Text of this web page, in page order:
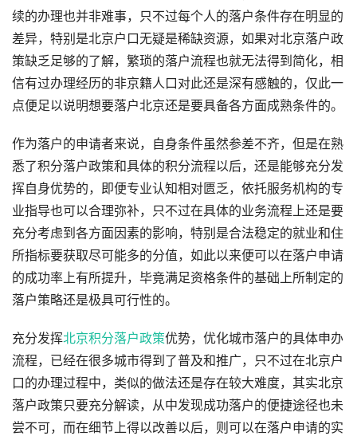
续的办理也并非难事，只不过每个人的落户条件存在明显的
差异，特别是北京户口无疑是稀缺资源，如果对北京落户政
策缺乏足够的了解，繁琐的落户流程也就无法得到简化，相
信有过办理经历的非京籍人口对此还是深有感触的，仅此一
点便足以说明想要落户北京还是要具备各方面成熟条件的。
作为落户的申请者来说，自身条件虽然参差不齐，但是在熟
悉了积分落户政策和具体的积分流程以后，还是能够充分发
挥自身优势的，即便专业认知相对匮乏，依托服务机构的专
业指导也可以合理弥补，只不过在具体的业务流程上还是要
充分考虑到各方面因素的影响，特别是合法稳定的就业和住
所指标要获取尽可能多的分值，如此以来便可以在落户申请
的成功率上有所提升，毕竟满足资格条件的基础上所制定的
落户策略还是极具可行性的。
充分发挥北京积分落户政策优势，优化城市落户的具体申办
流程，已经在很多城市得到了普及和推广，只不过在北京户
口的办理过程中，类似的做法还是存在较大难度，其实北京
落户政策只要充分解读，从中发现成功落户的便捷途径也未
尝不可，而在细节上得以改善以后，则可以在落户申请的实